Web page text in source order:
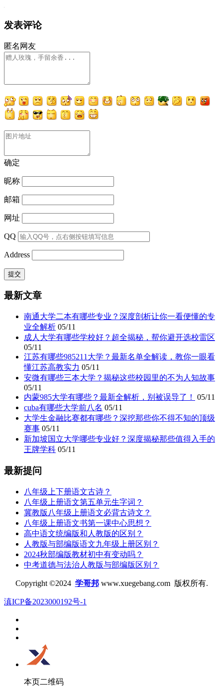
发表评论
匿名网友
确定
昵称
邮箱
网址
QQ
Address
最新文章
南通大学二本有哪些专业？深度剖析让你一看便懂的专
业全解析 05/11
成人大学有哪些学校好？超全揭秘，帮你避开选校雷区
05/11
江苏有哪些985211大学？最新名单全解读，教你一眼看
懂江苏高教实力 05/11
安微有哪些三本大学？揭秘这些校园里的不为人知故事
05/11
内蒙985大学有哪些？最新全解析，别被误导了！
05/11
cuba有哪些大学前八名 05/11
大学生金融比赛都有哪些？深挖那些你不得不知的顶级
赛事 05/11
新加坡国立大学哪些专业好？深度揭秘那些值得入手的
王牌学科 05/11
最新提问
八年级上下册语文古诗？
八年级上册语文第五单元生字词？
冀教版八年级上册语文必背古诗文？
八年级上册语文书第一课中心思想？
高中语文统编版和人教版的区别？
人教版与部编版语文九年级上册区别？
2024秋部编版教材初中有变动吗？
中考道德与法治人教版与部编版区别？
Copyright ©2024 学哥邦www.xuegebang.com 版权所有.
滇ICP备2023000192号-1
本页二维码